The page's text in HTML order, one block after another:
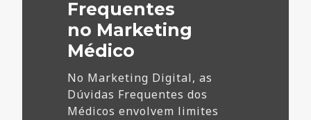
Frequentes
no Marketing
Médico
No Marketing Digital, as
Dúvidas Frequentes dos
Médicos envolvem limites